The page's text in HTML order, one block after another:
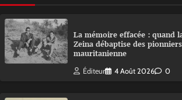
La mémoire effacée : quand
Zeina débaptise des
mauritanienne
Éditeur 4 Août 2026 0